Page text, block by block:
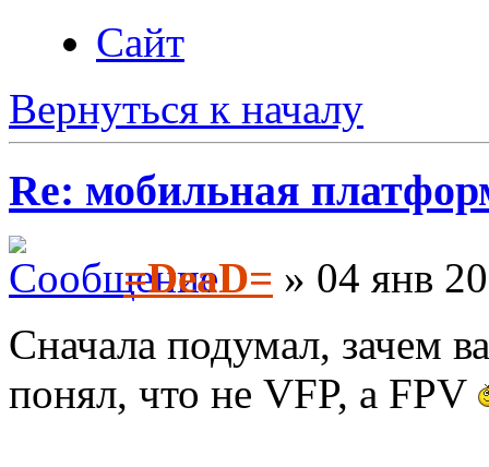
Сайт
Вернуться к началу
Re: мобильная
=DeaD= » 04 янв
Сначала подумал, зачем
понял, что не VFP, а FPV